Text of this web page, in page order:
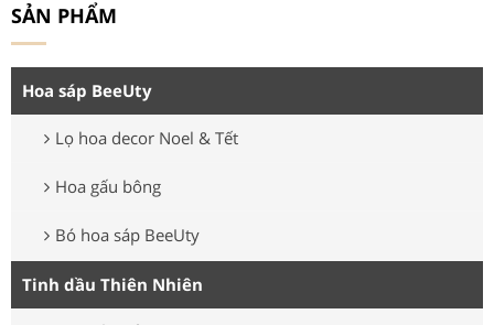
SẢN PHẨM
Hoa sáp BeeUty
Lọ hoa decor Noel & Tết
Hoa gấu bông
Bó hoa sáp BeeUty
Tinh dầu Thiên Nhiên